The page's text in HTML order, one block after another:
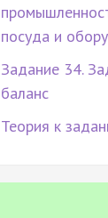
посуда и
Задание 34.
баланс
Теория к